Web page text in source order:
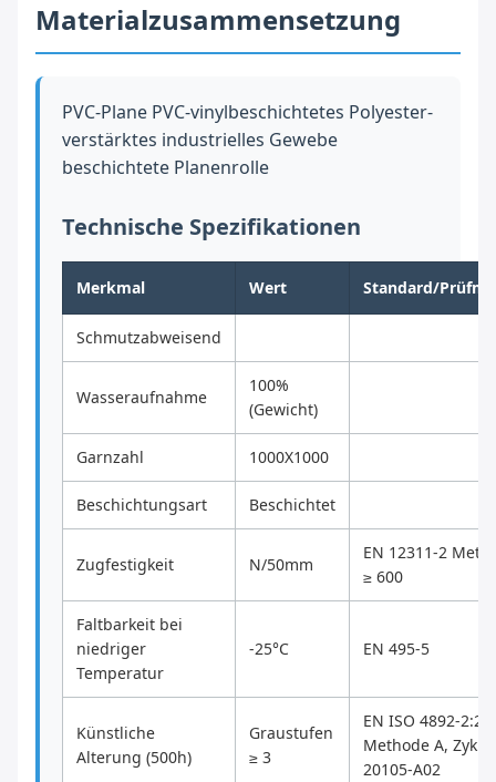
Materialzusammensetzung
PVC-Plane PVC-vinylbeschichtetes Polyester-
verstärktes industrielles Gewebe
beschichtete Planenrolle
Technische Spezifikationen
Merkmal Wert Standard/
Schmutzabweisend
Wasseraufnahme
100%
(Gewicht)
Garnzahl 1000X1000
Beschichtungsart Beschichtet
Zugfestigkeit N/50mm
EN 12311-2
≥ 600
Faltbarkeit bei
niedriger
Temperatur
-25°C EN 495-5
Künstliche
Alterung (500h)
Graustufen
≥ 3
EN ISO 4892-
Methode A,
20105-A02